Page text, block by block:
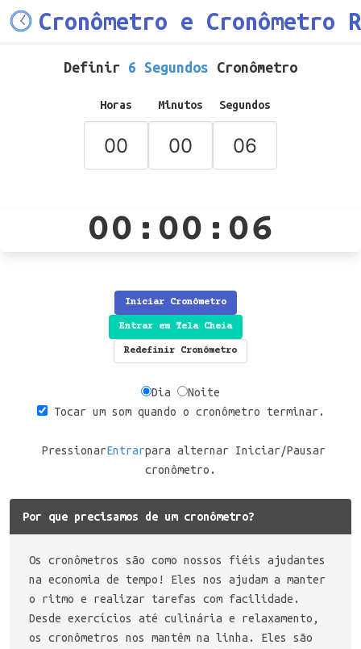
Cronômetro e Cronômetro
Definir 6 Segundos Cronômetro
Horas Minutos Segundos
00:00:06
Iniciar Cronômetro
Entrar em Tela Cheia
Redefinir Cronômetro
Dia
Noite
Tocar um som quando o cronômetro terminar.
PressionarEntrarpara alternar Iniciar/Pausar
cronômetro.
Por que precisamos de um cronômetro?
Os cronômetros são como nossos fiéis ajudantes
na economia de tempo! Eles nos ajudam a manter
o ritmo e realizar tarefas com facilidade.
Desde exercícios até culinária e relaxamento,
os cronômetros nos mantêm na linha. Eles são